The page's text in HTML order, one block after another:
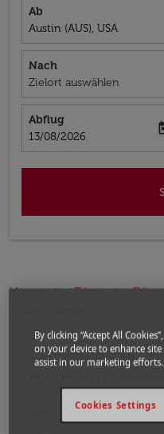
Ab
Austin (AUS), USA
Nach
Zielort auswählen
Abflug
fc-booking-departure-
13/08/2026
Home Flüge Flüge
Die nächsten
Bitte ändern Sie Ihre
By clicking “Accept All
on your device to enhance
assist in our marketing efforts.
Cookies Settings